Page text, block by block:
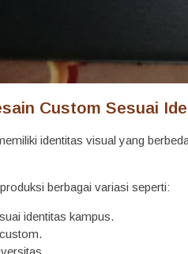
Custom Sesuai
identitas visual yang
berbagai variasi seperti:
identitas kampus.